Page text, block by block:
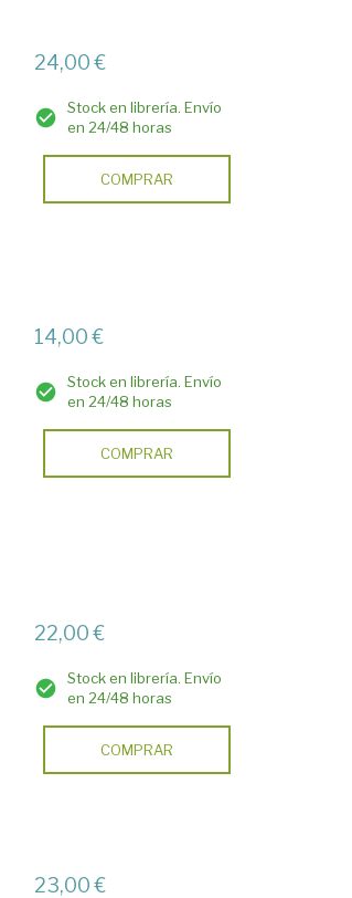
24,00 €
Stock en librería. Envío
en 24/48 horas
COMPRAR
14,00 €
Stock en librería. Envío
en 24/48 horas
COMPRAR
22,00 €
Stock en librería. Envío
en 24/48 horas
COMPRAR
23,00 €